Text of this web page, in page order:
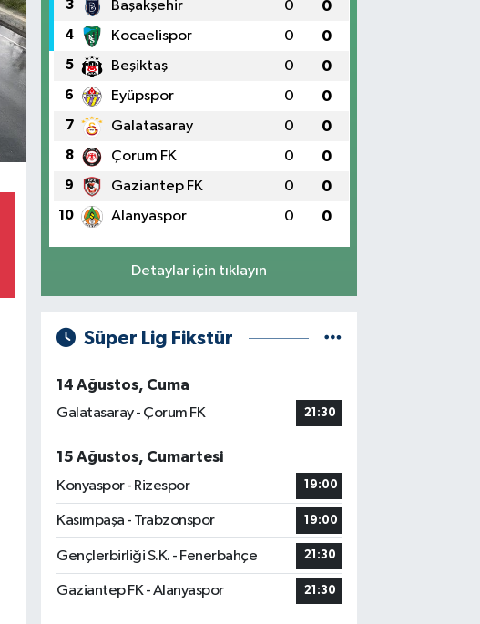
3 Başakşehir 0 0
4 Kocaelispor 0 0
5 Beşiktaş 0 0
6 Eyüpspor 0 0
7 Galatasaray 0 0
8 Çorum FK 0 0
9 Gaziantep FK 0 0
10 Alanyaspor 0 0
Detaylar için tıklayın
Süper Lig Fikstür
14 Ağustos, Cuma
Galatasaray - Çorum FK
21:30
15 Ağustos, Cumartesi
Konyaspor - Rizespor
19:00
Kasımpaşa - Trabzonspor 19:00
Gençlerbirliği S.K. - Fenerbahçe 21:30
Gaziantep FK - Alanyaspor 21:30